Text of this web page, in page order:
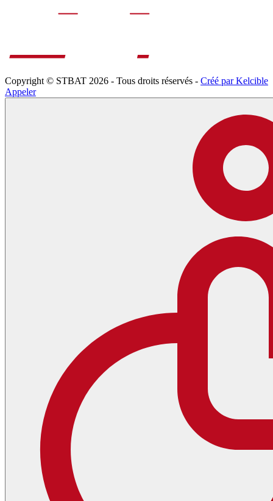
Copyright © STBAT 2026 - Tous droits réservés - Créé par Kelcible
Appeler